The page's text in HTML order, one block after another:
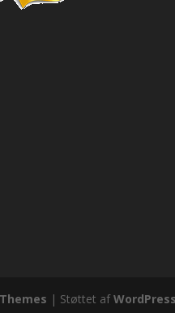
| Støttet afWordPress